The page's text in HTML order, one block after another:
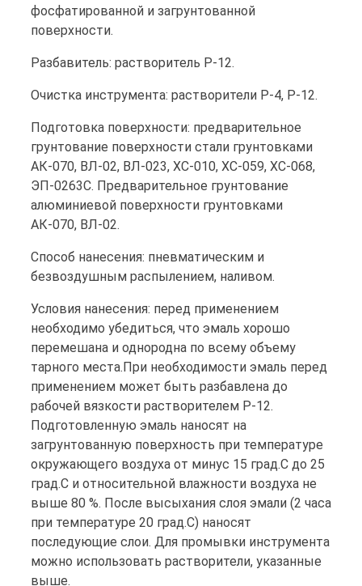
фосфатированной и загрунтованной
поверхности.
Разбавитель: растворитель Р-12.
Очистка инструмента: растворители Р-4, Р-12.
Подготовка поверхности: предварительное
грунтование поверхности стали грунтовками
АК-070, ВЛ-02, ВЛ-023, ХС-010, ХС-059, ХС-068,
ЭП-0263С. Предварительное грунтование
алюминиевой поверхности грунтовками
АК-070, ВЛ-02.
Способ нанесения: пневматическим и
безвоздушным распылением, наливом.
Условия нанесения: перед применением
необходимо убедиться, что эмаль хорошо
перемешана и однородна по всему объему
тарного места.При необходимости эмаль перед
применением может быть разбавлена до
рабочей вязкости растворителем Р-12.
Подготовленную эмаль наносят на
загрунтованную поверхность при температуре
окружающего воздуха от минус 15 град.С до 25
град.С и относительной влажности воздуха не
выше 80 %. После высыхания слоя эмали (2 часа
при температуре 20 град.С) наносят
последующие слои. Для промывки инструмента
можно использовать растворители, указанные
выше.